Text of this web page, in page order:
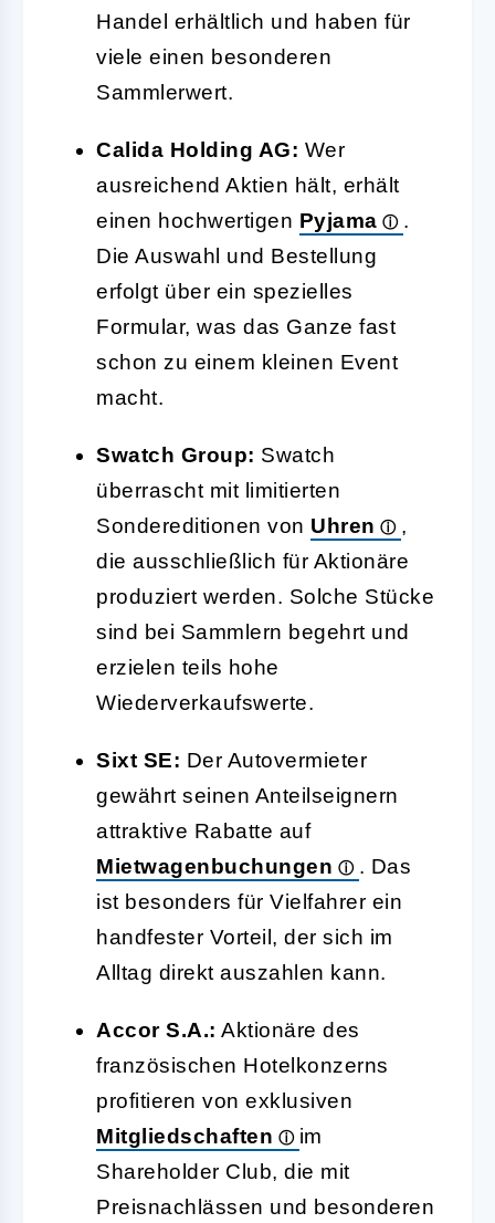
Handel erhältlich und haben für
viele einen besonderen
Sammlerwert.
Calida Holding AG: Wer
ausreichend Aktien hält, erhält
einen hochwertigen Pyjama
.
Die Auswahl und Bestellung
erfolgt über ein spezielles
Formular, was das Ganze fast
schon zu einem kleinen Event
macht.
Swatch Group: Swatch
überrascht mit limitierten
Sondereditionen von Uhren
,
die ausschließlich für Aktionäre
produziert werden. Solche Stücke
sind bei Sammlern begehrt und
erzielen teils hohe
Wiederverkaufswerte.
Sixt SE: Der Autovermieter
gewährt seinen Anteilseignern
attraktive Rabatte auf
Mietwagenbuchungen
. Das
ist besonders für Vielfahrer ein
handfester Vorteil, der sich im
Alltag direkt auszahlen kann.
Accor S.A.: Aktionäre des
französischen Hotelkonzerns
profitieren von exklusiven
Mitgliedschaften
im
Shareholder Club, die mit
Preisnachlässen und besonderen